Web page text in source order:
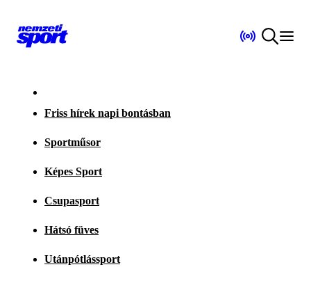
Friss hírek napi bontásban
Sportműsor
Képes Sport
Csupasport
Hátsó füves
Utánpótlássport